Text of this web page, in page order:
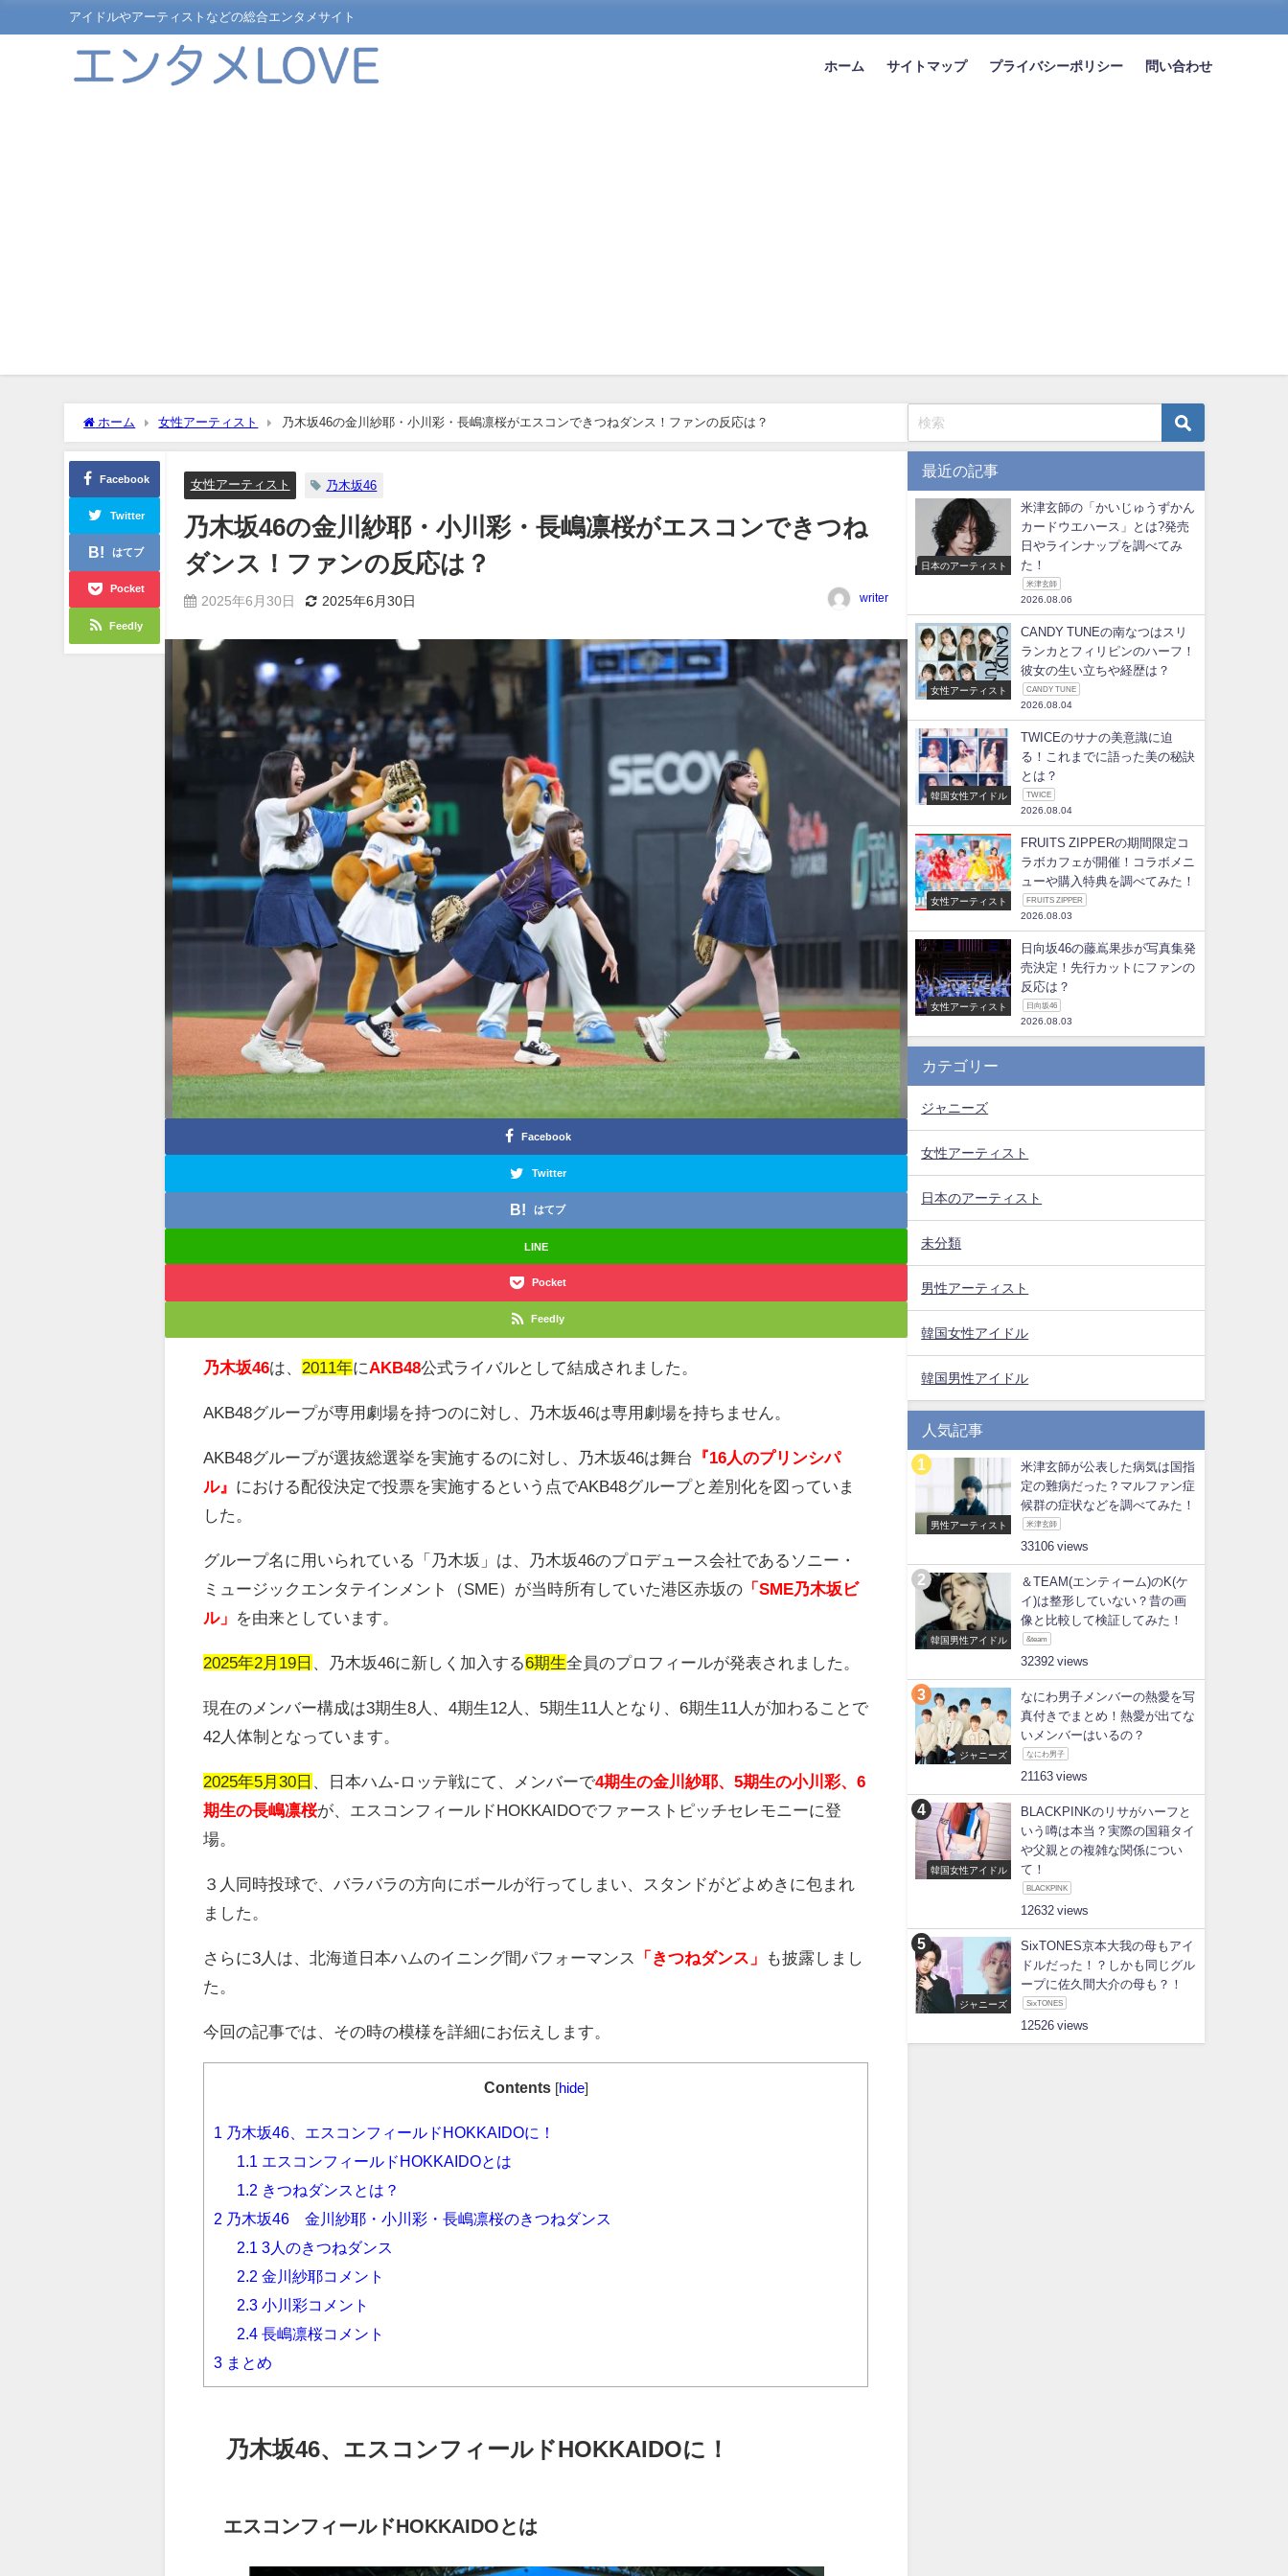
アイドルやアーティストなどの総合エンタメサイト
ホーム サイトマップ プライバシーポリシー 問い合わせ
ホーム 女性アーティスト 乃木坂46の金川紗耶・小川彩・長嶋凛桜がエスコンできつねダンス！ファンの反応は？
Facebook
Twitter
はてブ
Pocket
Feedly
女性アーティスト 乃木坂46
乃木坂46の金川紗耶・小川彩・長嶋凛桜がエスコンできつね
ダンス！ファンの反応は？
2025年6月30日 2025年6月30日 writer
Facebook
Twitter
はてブ
LINE
Pocket
Feedly
乃木坂46は、 2011年にAKB48公式ライバルとして結成されました。
AKB48グループが専用劇場を持つのに対し、乃木坂46は専用劇場を持ちません。
AKB48グループが選抜総選挙を実施するのに対し、乃木坂46は舞台
『16人のプリンシパ
ル』 における配役決定で投票を実施するという点でAKB48グループと差別化を図っていま
した。
グループ名に用いられている「乃木坂」は、乃木坂46のプロデュース会社であるソニー・
ミュージックエンタテインメント（SME）が当時所有していた港区赤坂の 「SME乃木坂ビ
ル」
を由来としています。
2025年2月19日 、乃木坂46に新しく加入する6期生全員のプロフィールが発表されました。
現在のメンバー構成は3期生8 人、4期生12 人、 5期生11 人となり、6期生11 人が加わることで
42 人体制となっています。
2025年5月30日 、日本ハム- ロッテ戦にて、メンバーで4期生の金川紗耶、5期生の小川彩、6
期生の長嶋凛桜が、エスコンフィールドHOKKAIDOでファーストピッチセレモニーに登
場。
３人同時投球で、バラバラの方向にボールが行ってしまい、スタンドがどよめきに包まれ
ました。
さらに3人は、北海道日本ハムのイニング間パフォーマンス 「きつねダンス」
も披露しまし
た。
今回の記事では、その時の模様を詳細にお伝えします。
Contents [hide]
1
乃木坂46、エスコンフィールドHOKKAIDOに！
1.1
エスコンフィールドHOKKAIDOとは
1.2 きつねダンスとは？
2 乃木坂46 金川紗耶・小川彩・長嶋凛桜のきつねダンス
2.1 3人のきつねダンス
2.2 金川紗耶コメント
2.3 小川彩コメント
2.4 長嶋凛桜コメント
3 まとめ
乃木坂46、エスコンフィールドHOKKAIDOに！
エスコンフィールドHOKKAIDOとは
最近の記事
日本のアーティスト
米津玄師の「かいじゅうずかん
カードウエハース」とは?発売
日やラインナップを調べてみ
た！
米津玄師
2026.08.06
女性アーティスト
CANDY TUNEの南なつはスリ
ランカとフィリピンのハーフ！
彼女の生い立ちや経歴は？
CANDY TUNE
2026.08.04
韓国女性アイドル
TWICEのサナの美意識に迫
る！これまでに語った美の秘訣
とは？
TWICE
2026.08.04
女性アーティスト
FRUITS ZIPPERの期間限定コ
ラボカフェが開催！コラボメニ
ューや購入特典を調べてみた！
FRUITS ZIPPER
2026.08.03
女性アーティスト
日向坂46の藤嶌果歩が写真集発
売決定！先行カットにファンの
反応は？
日向坂46
2026.08.03
カテゴリー
ジャニーズ
女性アーティスト
日本のアーティスト
未分類
男性アーティスト
韓国女性アイドル
韓国男性アイドル
人気記事
男性アーティスト
米津玄師が公表した病気は国指
定の難病だった？マルファン症
候群の症状などを調べてみた！
米津玄師
33106
韓国男性アイドル
＆TEAM(エンティーム)のK(ケ
イ)は整形していない？昔の画
像と比較して検証してみた！
&team
32392
ジャニーズ
なにわ男子メンバーの熱愛を写
真付きでまとめ！熱愛が出てな
いメンバーはいるの？
なにわ男子
21163
韓国女性アイドル
BLACKPINKのリサがハーフと
いう噂は本当？実際の国籍タイ
や父親との複雑な関係につい
て！
BLACKPINK
12632
ジャニーズ
SixTONES京本大我の母もアイ
ドルだった！？しかも同じグル
ープに佐久間大介の母も？！
SixTONES
12526